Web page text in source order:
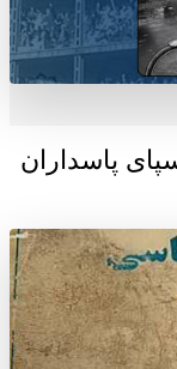
پاسداران